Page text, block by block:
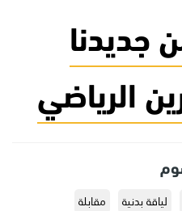
الرياضي
لياقة بدنية مقابلة